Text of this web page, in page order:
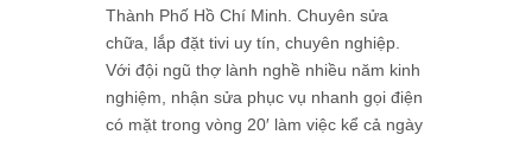
Thành Phố Hồ Chí Minh. Chuyên sửa
chữa, lắp đặt tivi uy tín, chuyên nghiệp.
Với đội ngũ thợ lành nghề nhiều năm kinh
nghiệm, nhận sửa phục vụ nhanh gọi điện
có mặt trong vòng 20′ làm việc kể cả ngày